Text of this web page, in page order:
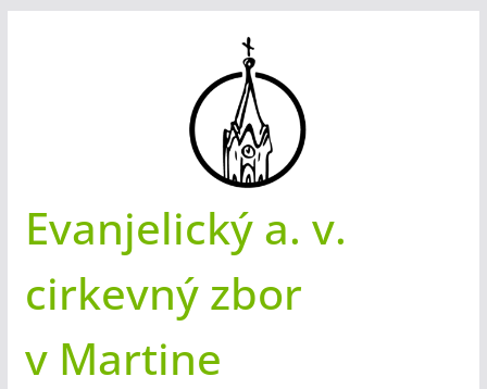
Evanjelický a. v.
cirkevný zbor
v Martine